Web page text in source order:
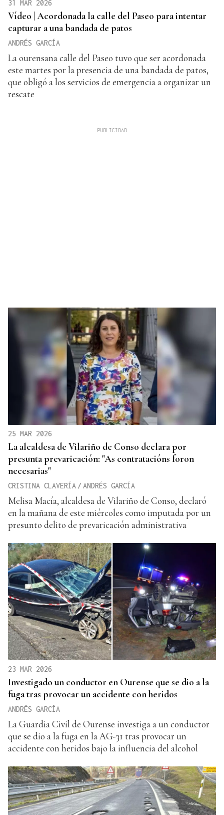
31 MAR 2026
Vídeo | Acordonada la calle del Paseo para intentar
capturar a una bandada de patos
ANDRÉS GARCÍA
La ourensana calle del Paseo tuvo que ser acordonada
este martes por la presencia de una bandada de patos,
que obligó a los servicios de emergencia a organizar un
rescate
25 MAR 2026
La alcaldesa de Vilariño de Conso declara por
presunta prevaricación: "As contratacións foron
necesarias"
CRISTINA CLAVERÍA / ANDRÉS GARCÍA
Melisa Macía, alcaldesa de Vilariño de Conso, declaró
en la mañana de este miércoles como imputada por un
presunto delito de prevaricación administrativa
23 MAR 2026
Investigado un conductor en Ourense que se dio a la
fuga tras provocar un accidente con heridos
ANDRÉS GARCÍA
La Guardia Civil de Ourense investiga a un conductor
que se dio a la fuga en la AG-31 tras provocar un
accidente con heridos bajo la influencia del alcohol